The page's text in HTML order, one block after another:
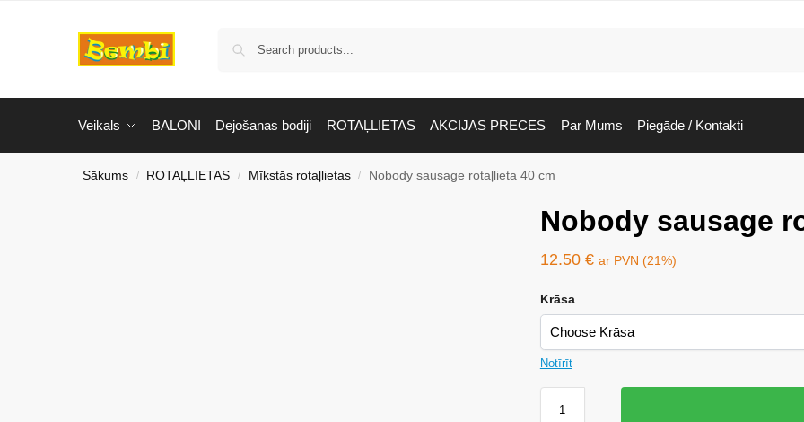
Veikals BALONI Dejošanas bodiji ROTAĻLIETAS AKCIJAS PRECES Par Mums Piegāde / Kontakti
Sākums / ROTAĻLIETAS / Mīkstās rotaļlietas / Nobody sausage rotaļlieta 40 cm
Nobody sausage
12.50 € ar PVN (21%)
Krāsa
Notīrīt